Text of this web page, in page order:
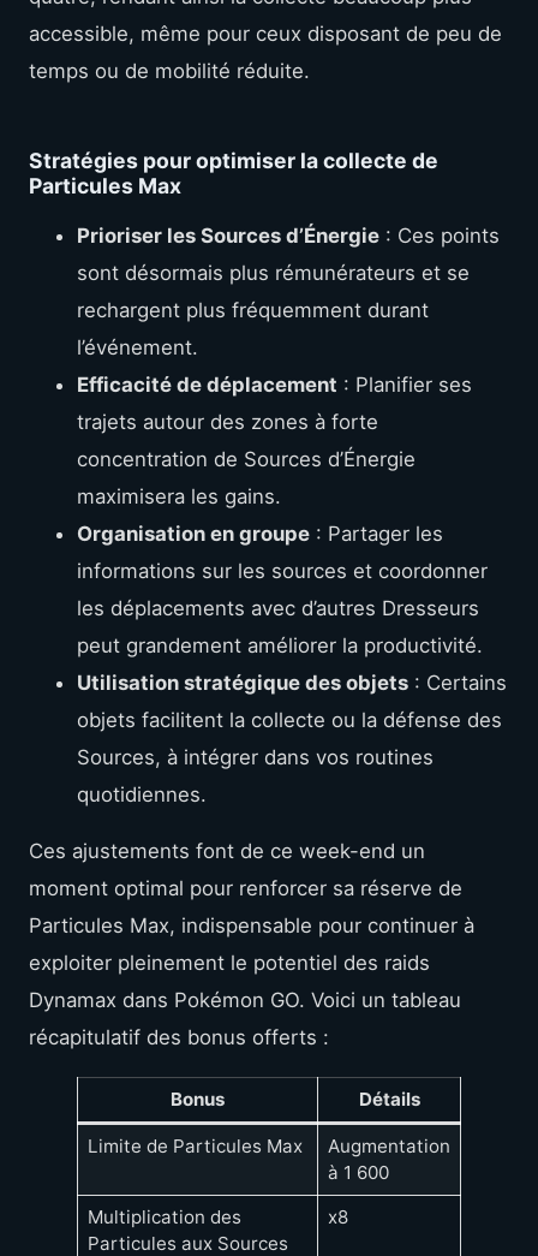
accessible, même pour ceux disposant de peu de
temps ou de mobilité réduite.
Stratégies pour optimiser la collecte de
Particules Max
Prioriser les Sources d’Énergie : Ces points
sont désormais plus rémunérateurs et se
rechargent plus fréquemment durant
l’événement.
Efficacité de déplacement : Planifier ses
trajets autour des zones à forte
concentration de Sources d’Énergie
maximisera les gains.
Organisation en groupe : Partager les
informations sur les sources et coordonner
les déplacements avec d’autres Dresseurs
peut grandement améliorer la productivité.
Utilisation stratégique des objets : Certains
objets facilitent la collecte ou la défense des
Sources, à intégrer dans vos routines
quotidiennes.
Ces ajustements font de ce week-end un
moment optimal pour renforcer sa réserve de
Particules Max, indispensable pour continuer à
exploiter pleinement le potentiel des raids
Dynamax dans Pokémon GO. Voici un tableau
récapitulatif des bonus offerts :
Bonus Détails
Limite de Particules Max
Augmentation
à 1 600
Multiplication des
Particules aux Sources
x8